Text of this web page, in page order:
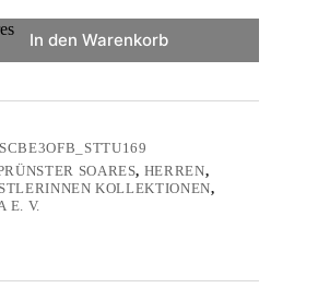
In den Warenkorb
SOARES, HERREN,
KOLLEKTIONEN,
E. V.